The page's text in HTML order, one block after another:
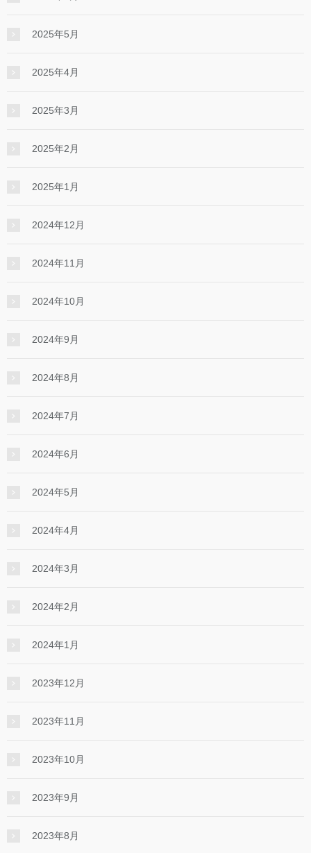
2025年5月
2025年4月
2025年3月
2025年2月
2025年1月
2024年12月
2024年11月
2024年10月
2024年9月
2024年8月
2024年7月
2024年6月
2024年5月
2024年4月
2024年3月
2024年2月
2024年1月
2023年12月
2023年11月
2023年10月
2023年9月
2023年8月